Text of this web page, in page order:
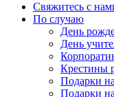
Свяжитесь с
По случаю
День
День
Крестины
Подарки
Подарки